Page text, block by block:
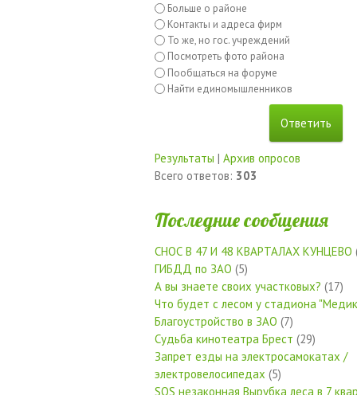
Больше о районе
Контакты и адреса фирм
То же, но гос. учреждений
Посмотреть фото района
Пообщаться на форуме
Найти единомышленников
Результаты | Архив опросов
Всего ответов: 303
Последние сообщения
СНОС В 47 И 48 КВАРТАЛАХ КУНЦЕВО
ГИБДД по ЗАО (5)
А вы знаете своих участковых? (17)
Что будет с лесом у стадиона
Благоустройство в ЗАО (7)
Судьба кинотеатра Брест (29)
Запрет езды на электросамокатах /
электровелосипедах (5)
SOS незаконная Вырубка леса в 7